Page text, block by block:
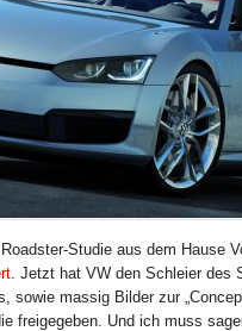
Studie aus dem Hause
. Jetzt hat VW den Schleier des
sowie massig Bilder zur
freigegeben. Und ich muss